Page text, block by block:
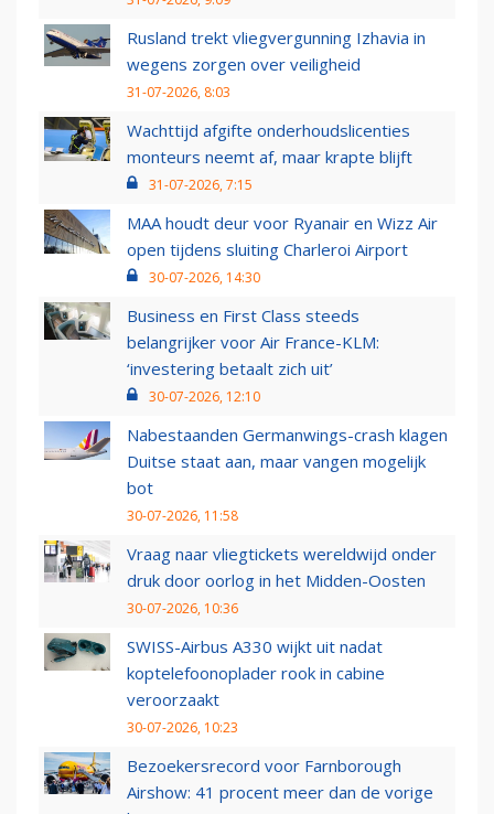
Rusland trekt vliegvergunning Izhavia in
wegens zorgen over veiligheid
31-07-2026, 8:03
Wachttijd afgifte onderhoudslicenties
monteurs neemt af, maar krapte blijft
31-07-2026, 7:15
MAA houdt deur voor Ryanair en Wizz Air
open tijdens sluiting Charleroi Airport
30-07-2026, 14:30
Business en First Class steeds
belangrijker voor Air France-KLM:
‘investering betaalt zich uit’
30-07-2026, 12:10
Nabestaanden Germanwings-crash klagen
Duitse staat aan, maar vangen mogelijk
bot
30-07-2026, 11:58
Vraag naar vliegtickets wereldwijd onder
druk door oorlog in het Midden-Oosten
30-07-2026, 10:36
SWISS-Airbus A330 wijkt uit nadat
koptelefoonoplader rook in cabine
veroorzaakt
30-07-2026, 10:23
Bezoekersrecord voor Farnborough
Airshow: 41 procent meer dan de vorige